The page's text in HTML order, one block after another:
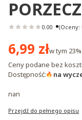
0.00 (Oceny:
Cena
6,99 złw tym 23%
Ceny podane bez
Dostępność:
na
nan
Przejdź do pełnego opisu